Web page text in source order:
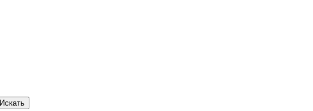
Искать